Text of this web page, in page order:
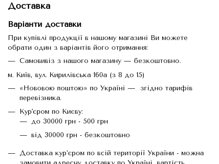
Доставка
Варіанти доставки
При купівлі продукції в нашому магазині Ви можете
обрати один з варіантів його отримання:
Самовивіз з нашого магазину — безкоштовно.
м. Київ, вул. Кирилівська 160а (з 8 до 15)
«Нововою поштою» по Україні — згідно тарифів
перевізника.
Кур'єром по Києву:
до 30000 грн - 500 грн
від 30000 грн - безкоштовно
Доставка кур’єром по всій території України - можна